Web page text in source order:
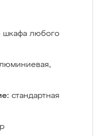
шкафа любого
стандартная